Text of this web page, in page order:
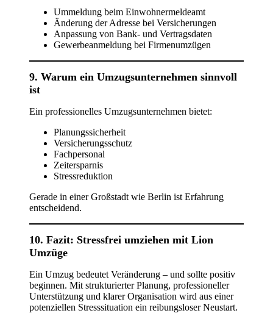
Ummeldung beim Einwohnermeldeamt
Änderung der Adresse bei Versicherungen
Anpassung von Bank- und Vertragsdaten
Gewerbeanmeldung bei Firmenumzügen
9. Warum ein Umzugsunternehmen sinnvoll
ist
Ein professionelles Umzugsunternehmen bietet:
Planungssicherheit
Versicherungsschutz
Fachpersonal
Zeitersparnis
Stressreduktion
Gerade in einer Großstadt wie Berlin ist Erfahrung
entscheidend.
10. Fazit: Stressfrei umziehen mit Lion
Umzüge
Ein Umzug bedeutet Veränderung – und sollte positiv
beginnen. Mit strukturierter Planung, professioneller
Unterstützung und klarer Organisation wird aus einer
potenziellen Stresssituation ein reibungsloser Neustart.